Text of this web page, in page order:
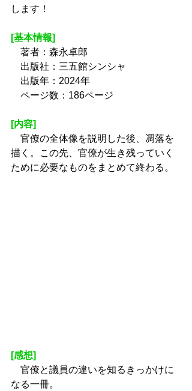
します！
[基本情報]
著者：森永卓郎
出版社：三五館シンシャ
出版年：2024年
ページ数：186ページ
[内容]
官僚の全体像を説明した後、凋落を
描く。この先、官僚が生き残っていく
ために必要なものをまとめて終わる。
[感想]
官僚と議員の違いを知るきっかけに
なる一冊。